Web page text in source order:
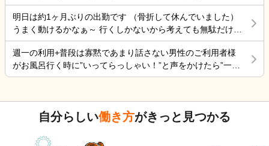
出来る人がいないのに、1人では無理といっても聞きま
せん。 この場合、無理にでも出勤しなければならない
のでしょうか？体調不良で休みたいけど、周りの職員
にもお客様にも迷惑が掛かる。けど、自分の身体が万
全でない状態で不安です。
ていけているのでましなのでしょうね。 一番辛いのは、お金
がなく職探ししている時だったので今日も頑張ろうと思う。
それにしても古株は、好き勝手だから楽しそうです。私も古
株の時は、そんなに仕事行くのが辛くなく毎日そこそこ楽し
くやっていました。 転職は後悔はしていませんが、誰もが上
手くいかないのは確かですね。 そんなつぶやきです、では仕
明日は約1ヶ月ぶりの出勤です （骨折して休んでいました）
うまく動けるかなぁ～ 行くしかないから考えても無駄だけど
不安！
週一の利用+普段は寡黙であまり話さない男性のご利用者様
がお風呂行く時に”いってらっしゃい！”と声をかけたら”一緒
に行く？！？”と返してくれた。 そういう想像を上回るよう
4ヶ月弱しか経ってないけど。
自分らしい働き方がきっと見つかる